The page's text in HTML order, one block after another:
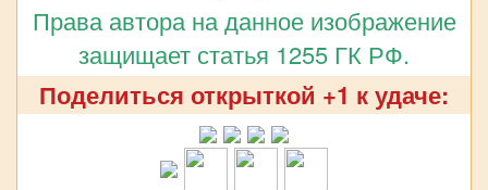
Права автора на данное изображение
защищает статья 1255 ГК РФ.
Поделиться открыткой +1 к удаче: